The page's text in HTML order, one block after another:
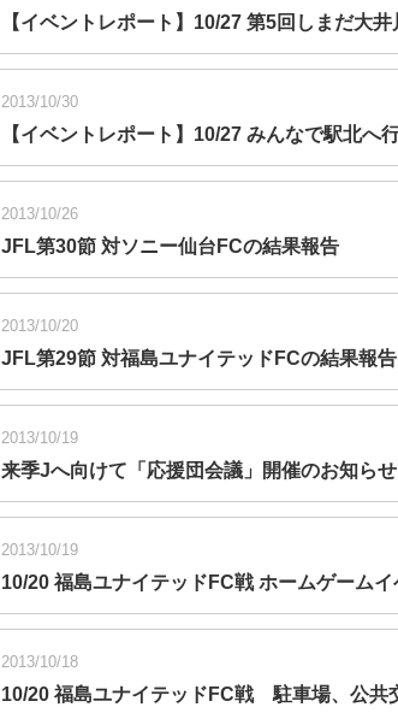
【イベントレポート】10/27 第5回しまだ大
2013/10/30
【イベントレポート】10/27 みんなで駅北
2013/10/26
JFL第30節 対ソニー仙台FCの結果報告
2013/10/20
JFL第29節 対福島ユナイテッドFCの結果
2013/10/19
来季Jへ向けて「応援団会議」開催のお知らせ
2013/10/19
10/20 福島ユナイテッドFC戦 ホームゲーム
2013/10/18
10/20 福島ユナイテッドFC戦 駐車場、公共